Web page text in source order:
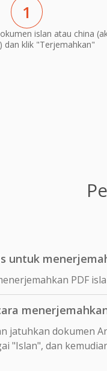
1
islan atau china
dan klik "Terjemahkan"
untuk
PDF
jatuhkan dokumen
"Islan", dan